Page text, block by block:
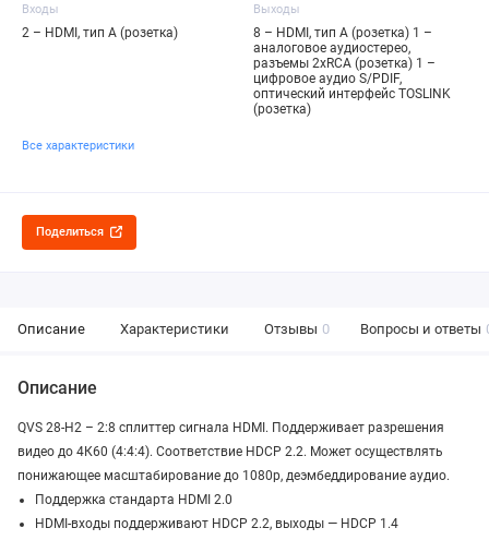
Входы
2 – HDMI, тип А (розетка)
Выходы
8 – HDMI, тип А (розетка) 1 –
аналоговое аудиостерео,
разъемы 2xRCA (розетка) 1 –
цифровое аудио S/PDIF,
оптический интерфейс TOSLINK
(розетка)
Все характеристики
Поделиться
Описание Характеристики Отзывы 0 Вопросы и ответы
Описание
QVS 28-H2 – 2:8 сплиттер сигнала HDMI. Поддерживает разрешения
видео до 4К60 (4:4:4). Соответствие HDCP 2.2. Может осуществлять
понижающее масштабирование до 1080p, деэмбеддирование аудио.
Поддержка стандарта HDMI 2.0
HDMI-входы поддерживают HDCP 2.2, выходы — HDCP 1.4